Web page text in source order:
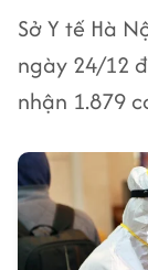
Sở Y tế Hà
ngày 24/12
nhận 1.879